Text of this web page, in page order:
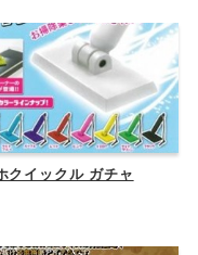
クイックル ガチャ